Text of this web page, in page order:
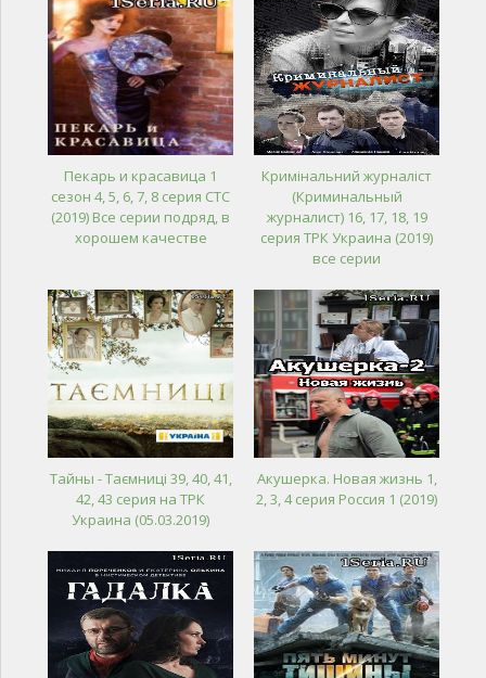
Пекарь и красавица 1
сезон 4, 5, 6, 7, 8 серия СТС
(2019) Все серии подряд, в
хорошем качестве
Кримінальний журналіст
(Криминальный
журналист) 16, 17, 18, 19
серия ТРК Украина (2019)
все серии
Тайны - Таємниці 39, 40, 41,
42, 43 серия на ТРК
Украина (05.03.2019)
Акушерка. Новая жизнь 1,
2, 3, 4 серия Россия 1 (2019)